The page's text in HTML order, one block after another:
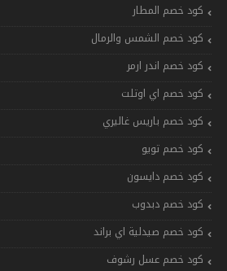
كود خصم المطار
كود خصم الشمس والرمال
كود خصم اندر ارمر
كود خصم اي اوتلت
كود خصم باريس غاليري
كود خصم تويو
كود خصم دايسون
كود خصم دبدوب
كود خصم صيدلية اي براند
كود خصم عسل رشوف